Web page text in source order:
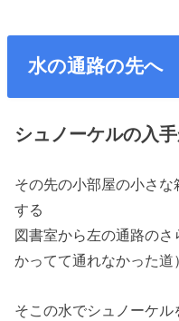
水の通路の先へ
シュノーケルの入
その先の小部屋の小さ
する
図書室から左の通路の
かってて通れなかった道
そこの水でシュノーケル